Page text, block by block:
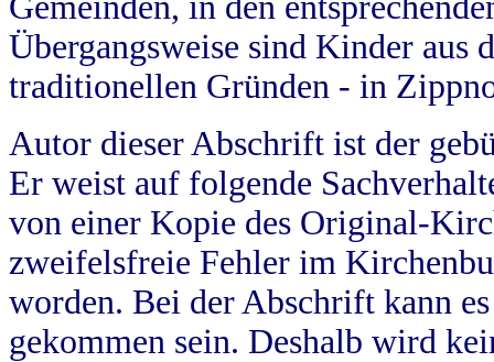
Übergangsweise sind Kinder aus
traditionellen Gründen - in
Autor dieser Abschrift ist der
Er weist auf folgende
von einer Kopie des Original-
zweifelsfreie Fehler im
worden. Bei der Abschrift kann
gekommen sein. Deshalb wird